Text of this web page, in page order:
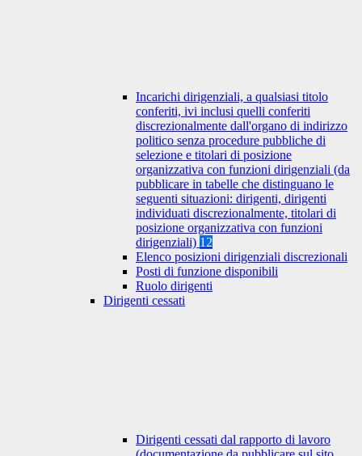
Incarichi dirigenziali, a qualsiasi titolo
conferiti, ivi inclusi quelli conferiti
discrezionalmente dall'organo di indirizzo
politico senza procedure pubbliche di
selezione e titolari di posizione
organizzativa con funzioni dirigenziali (da
pubblicare in tabelle che distinguano le
seguenti situazioni: dirigenti, dirigenti
individuati discrezionalmente, titolari di
posizione organizzativa con funzioni
dirigenziali) 12
Elenco posizioni dirigenziali discrezionali
Posti di funzione disponibili
Ruolo dirigenti
Dirigenti cessati
Dirigenti cessati dal rapporto di lavoro